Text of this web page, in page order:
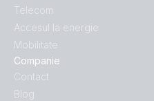
Telecom
Accesul la energie
Mobilitate
Companie
Contact
Blog